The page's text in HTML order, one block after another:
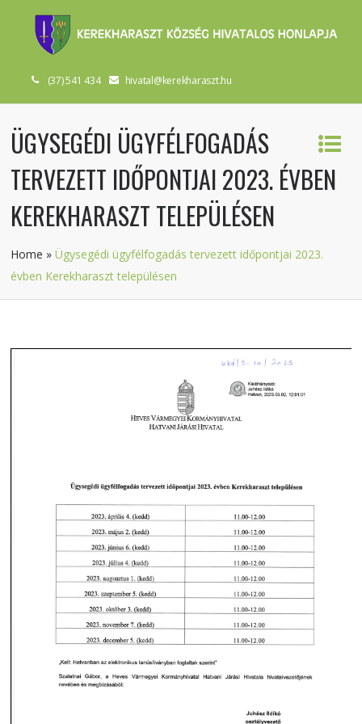
(37) 541 434 hivatal@kerekharaszt.hu
ÜGYSEGÉDI ÜGYFÉLFOGADÁS
TERVEZETT IDŐPONTJAI 2023. ÉVBEN
KEREKHARASZT TELEPÜLÉSEN
Home »Ügysegédi ügyfélfogadás tervezett időpontjai 2023.
évben Kerekharaszt településen